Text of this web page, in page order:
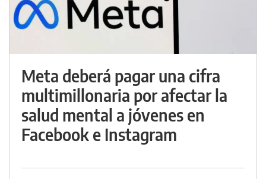
Meta deberá pagar una cifra
multimillonaria por afectar la
salud mental a jóvenes en
Facebook e Instagram